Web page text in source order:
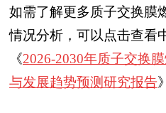
如需了解更多质子交换膜
情况分析，可以点击查看
《2026-2030年质子交换
与发展趋势预测研究报告